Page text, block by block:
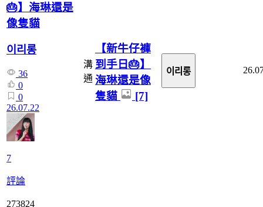
🎂】海琳還是
像隻貓
이리롱
36
0
0
26.07.22
7
評論
溝
通
【新牛仔褲
到手日🎂】
海琳還是像
隻貓
[7]
이리롱
273824